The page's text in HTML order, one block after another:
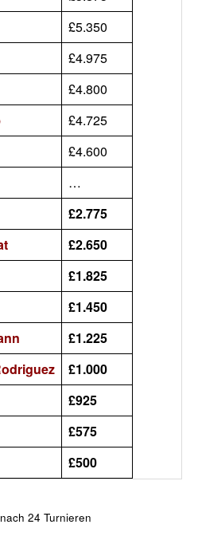
£5.350
£4.975
£4.800
£4.725
£4.600
…
£2.775
£2.650
£1.825
£1.450
£1.225
£1.000
£925
£575
£500
24 Turnieren